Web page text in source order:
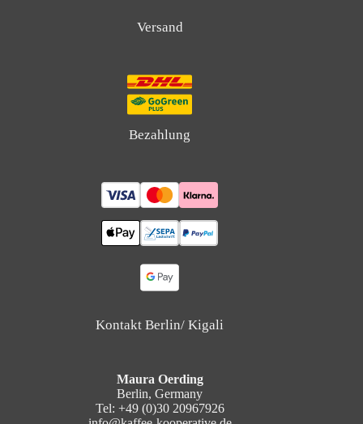
Versand
Bezahlung
Kontakt Berlin/ Kigali
Maura Oerding
Berlin, Germany
Tel: +49 (0)30 20967926